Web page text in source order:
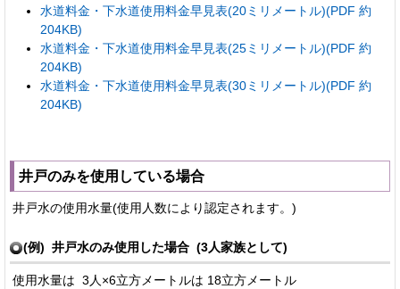
水道料金・下水道使用料金早見表(20ミリメートル)(PDF 約
204KB)
水道料金・下水道使用料金早見表(25ミリメートル)(PDF 約
204KB)
水道料金・下水道使用料金早見表(30ミリメートル)(PDF 約
204KB)
井戸のみを使用している場合
井戸水の使用水量(使用人数により認定されます。)
(例) 井戸水のみ使用した場合 (3人家族として)
使用水量は 3人×6立方メートルは 18立方メートル